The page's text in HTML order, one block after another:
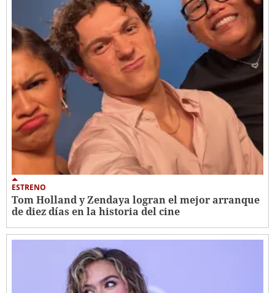
ESTRENO
Tom Holland y Zendaya logran el mejor arranque
de diez días en la historia del cine